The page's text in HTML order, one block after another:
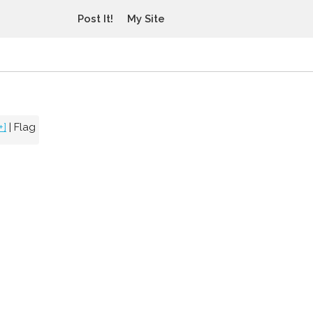
Post It! My Site
| Flag